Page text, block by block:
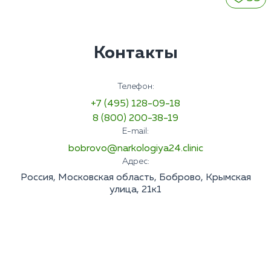
Контакты
Телефон:
+7 (495) 128-09-18
8 (800) 200-38-19
E-mail:
bobrovo@narkologiya24.clinic
Адрес:
Россия, Московская область, Боброво, Крымская
улица, 21к1